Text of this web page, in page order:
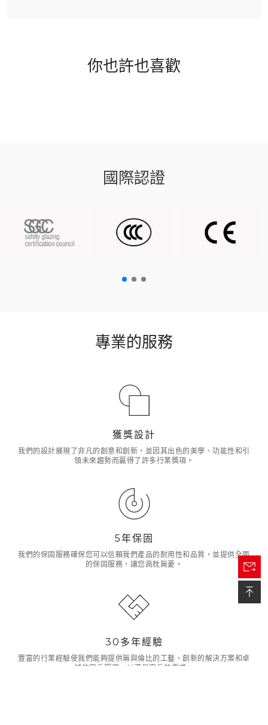
你也許也喜歡
國際認證
專業的服務
獲獎設計
我們的設計展現了非凡的創意和創新，並因其出色的美學、功能性和引
領未來趨勢而贏得了許多行業獎項。
5年保固
我們的保固服務確保您可以信賴我們產品的耐用性和品質，並提供全面
的保固服務，讓您高枕無憂。
30多年經驗
豐富的行業經驗使我們能夠提供無與倫比的工藝、創新的解決方案和卓
越的客戶服務，以滿足客戶的需求。